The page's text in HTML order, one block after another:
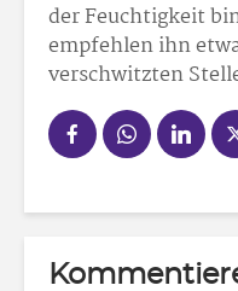
der Feuchtigkeit
empfehlen ihn
verschwitzten